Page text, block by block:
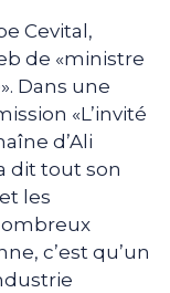
Cevital,
de «ministre
Dans une
«L’invité
d’Ali
dit tout son
les
c’est qu’un